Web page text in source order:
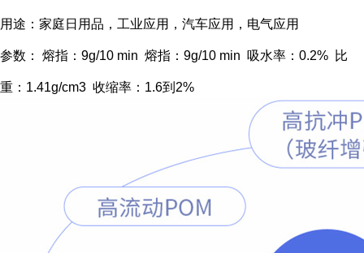
用途：家庭日用品，工业应用，汽车应用，电气应用
参数： 熔指：9g/10 min 熔指：9g/10 min 吸水率：0.2% 比
重：1.41g/cm3 收缩率：1.6到2%